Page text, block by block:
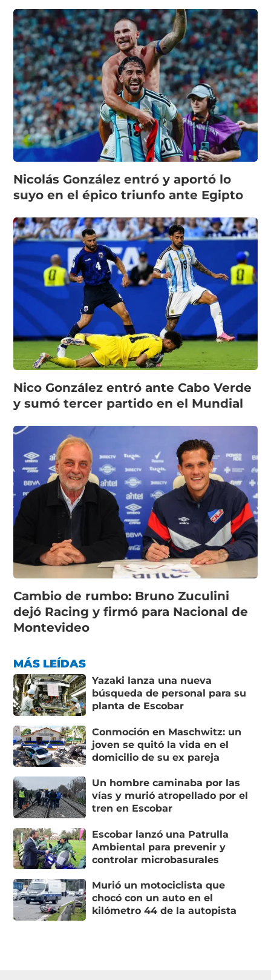
Nicolás González entró y aportó lo
suyo en el épico triunfo ante Egipto
Nico González entró ante Cabo Verde
y sumó tercer partido en el Mundial
Cambio de rumbo: Bruno Zuculini
dejó Racing y firmó para Nacional de
Montevideo
MÁS LEÍDAS
Yazaki lanza una nueva
búsqueda de personal para su
planta de Escobar
Conmoción en Maschwitz: un
joven se quitó la vida en el
domicilio de su ex pareja
Un hombre caminaba por las
vías y murió atropellado por el
tren en Escobar
Escobar lanzó una Patrulla
Ambiental para prevenir y
controlar microbasurales
Murió un motociclista que
chocó con un auto en el
kilómetro 44 de la autopista